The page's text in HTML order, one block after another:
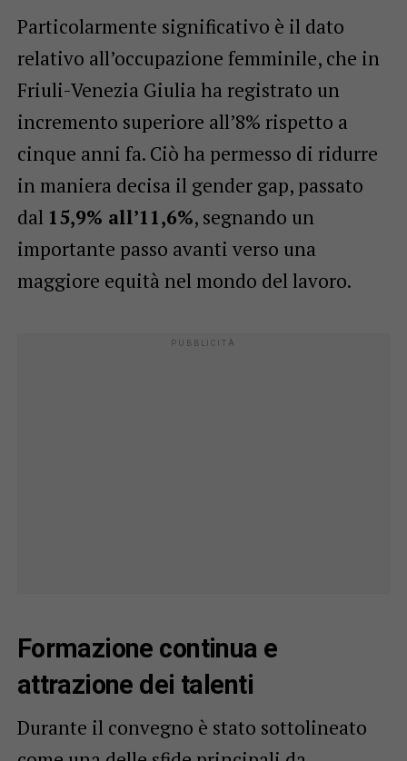
Particolarmente significativo è il dato
relativo all’occupazione femminile, che in
Friuli-Venezia Giulia ha registrato un
incremento superiore all’8% rispetto a
cinque anni fa. Ciò ha permesso di ridurre
in maniera decisa il gender gap, passato
dal 15,9% all’11,6%, segnando un
importante passo avanti verso una
maggiore equità nel mondo del lavoro.
Formazione continua e
attrazione dei talenti
Durante il convegno è stato sottolineato